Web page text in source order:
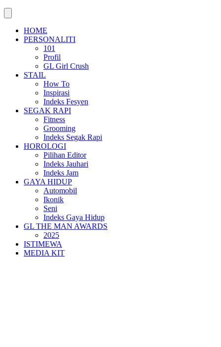
HOME
PERSONALITI
101
Profil
GL Girl Crush
STAIL
How To
Inspirasi
Indeks Fesyen
SEGAK RAPI
Fitness
Grooming
Indeks Segak Rapi
HOROLOGI
Pilihan Editor
Indeks Jauhari
Indeks Jam
GAYA HIDUP
Automobil
Ikonik
Seni
Indeks Gaya Hidup
GL THE MAN AWARDS
2025
ISTIMEWA
MEDIA KIT